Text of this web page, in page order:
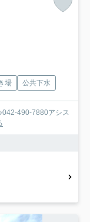
場 公共下水
490-7880アシス